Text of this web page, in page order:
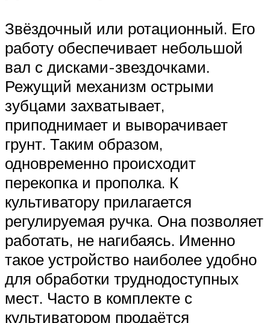
Звёздочный или ротационный. Его
работу обеспечивает небольшой
вал с дисками-звездочками.
Режущий механизм острыми
зубцами захватывает,
приподнимает и выворачивает
грунт. Таким образом,
одновременно происходит
перекопка и прополка. К
культиватору прилагается
регулируемая ручка. Она позволяет
работать, не нагибаясь. Именно
такое устройство наиболее удобно
для обработки труднодоступных
мест. Часто в комплекте с
культиватором продаётся